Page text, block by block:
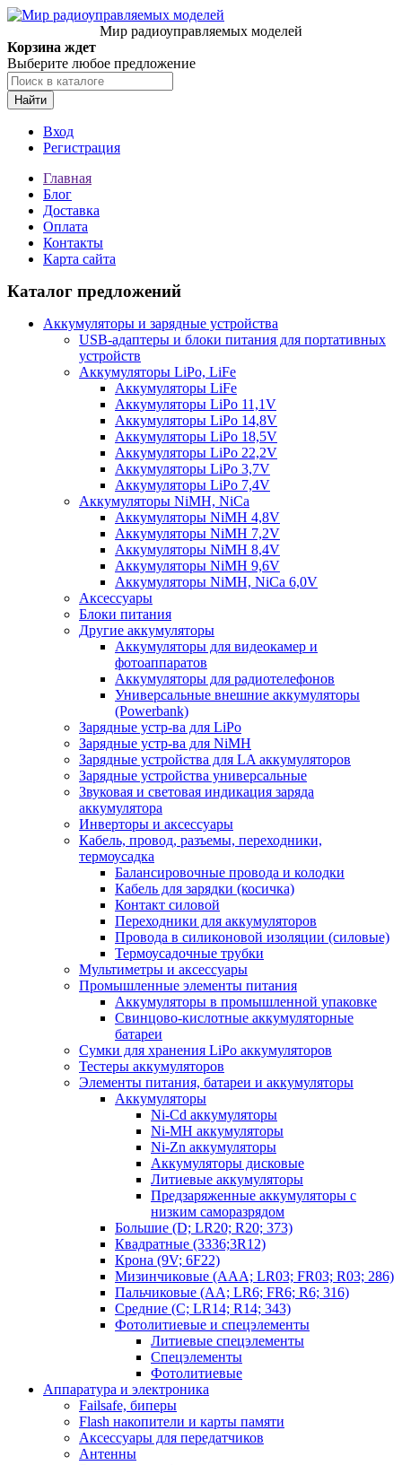
Мир радиоуправляемых моделей
Корзина ждет
Выберите любое предложение
Найти
Вход
Регистрация
Главная
Блог
Доставка
Оплата
Контакты
Карта сайта
Каталог предложений
Аккумуляторы и зарядные устройства
USB-адаптеры и блоки питания для портативных
устройств
Аккумуляторы LiPo, LiFe
Аккумуляторы LiFe
Аккумуляторы LiPo 11,1V
Аккумуляторы LiPo 14,8V
Аккумуляторы LiPo 18,5V
Аккумуляторы LiPo 22,2V
Аккумуляторы LiPo 3,7V
Аккумуляторы LiPo 7,4V
Аккумуляторы NiMH, NiCa
Аккумуляторы NiMH 4,8V
Аккумуляторы NiMH 7,2V
Аккумуляторы NiMH 8,4V
Аккумуляторы NiMH 9,6V
Аккумуляторы NiMH, NiCa 6,0V
Аксессуары
Блоки питания
Другие аккумуляторы
Аккумуляторы для видеокамер и
фотоаппаратов
Аккумуляторы для радиотелефонов
Универсальные внешние аккумуляторы
(Powerbank)
Зарядные устр-ва для LiPo
Зарядные устр-ва для NiMH
Зарядные устройства для LA аккумуляторов
Зарядные устройства универсальные
Звуковая и световая индикация заряда
аккумулятора
Инверторы и аксессуары
Кабель, провод, разъемы, переходники,
термоусадка
Балансировочные провода и колодки
Кабель для зарядки (косичка)
Контакт силовой
Переходники для аккумуляторов
Провода в силиконовой изоляции (силовые)
Термоусадочные трубки
Мультиметры и аксессуары
Промышленные элементы питания
Аккумуляторы в промышленной упаковке
Свинцово-кислотные аккумуляторные
батареи
Сумки для хранения LiPo аккумуляторов
Тестеры аккумуляторов
Элементы питания, батареи и аккумуляторы
Аккумуляторы
Ni-Cd аккумуляторы
Ni-MH аккумуляторы
Ni-Zn аккумуляторы
Аккумуляторы дисковые
Литиевые аккумуляторы
Предзаряженные аккумуляторы с
низким саморазрядом
Большие (D; LR20; R20; 373)
Квадратные (3336;3R12)
Крона (9V; 6F22)
Мизинчиковые (AAA; LR03; FR03; R03; 286)
Пальчиковые (AA; LR6; FR6; R6; 316)
Средние (C; LR14; R14; 343)
Фотолитиевые и спецэлементы
Литиевые спецэлементы
Спецэлементы
Фотолитиевые
Аппаратура и электроника
Failsafe, биперы
Flash накопители и карты памяти
Аксессуары для передатчиков
Антенны